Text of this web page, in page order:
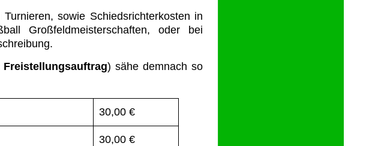
sowie Schiedsrichterkosten in
Großfeldmeisterschaften, oder bei
Freistellungsauftrag) sähe demnach so
30,00 €
30,00 €